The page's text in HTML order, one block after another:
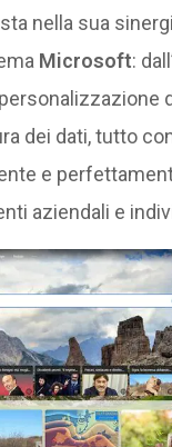
nella sua
Microsoft:
dei dati, tutto
e
aziendali e